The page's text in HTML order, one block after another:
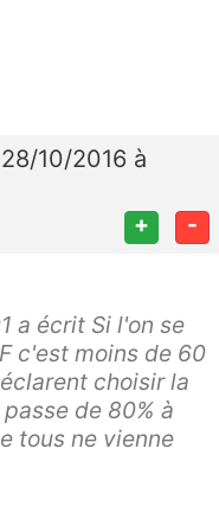
10/2016 à
+ -
a écrit Si l'on se
c'est moins de 60
choisir la
de 80% à
tous ne vienne